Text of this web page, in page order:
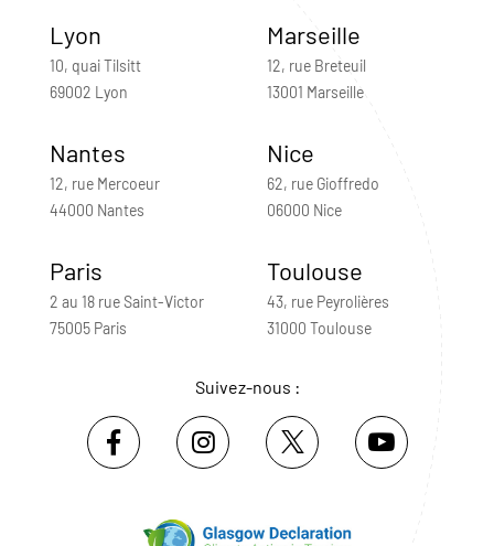
Lyon
10, quai Tilsitt
69002 Lyon
Marseille
12, rue Breteuil
13001 Marseille
Nantes
12, rue Mercoeur
44000 Nantes
Nice
62, rue Gioffredo
06000 Nice
Paris
2 au 18 rue Saint-Victor
75005 Paris
Toulouse
43, rue Peyrolières
31000 Toulouse
Suivez-nous :